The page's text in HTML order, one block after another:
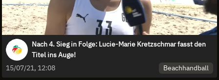
Nach 4. Sieg in Folge: Lucie-Marie Kretzschmar fasst den
Titel ins Auge!
15/07/21, 12:08
Beachhandball